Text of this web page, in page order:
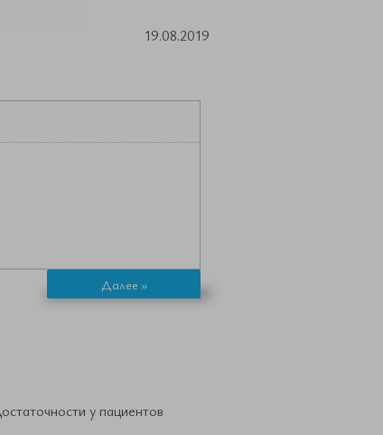
19.08.2019
Далее »
у пациентов